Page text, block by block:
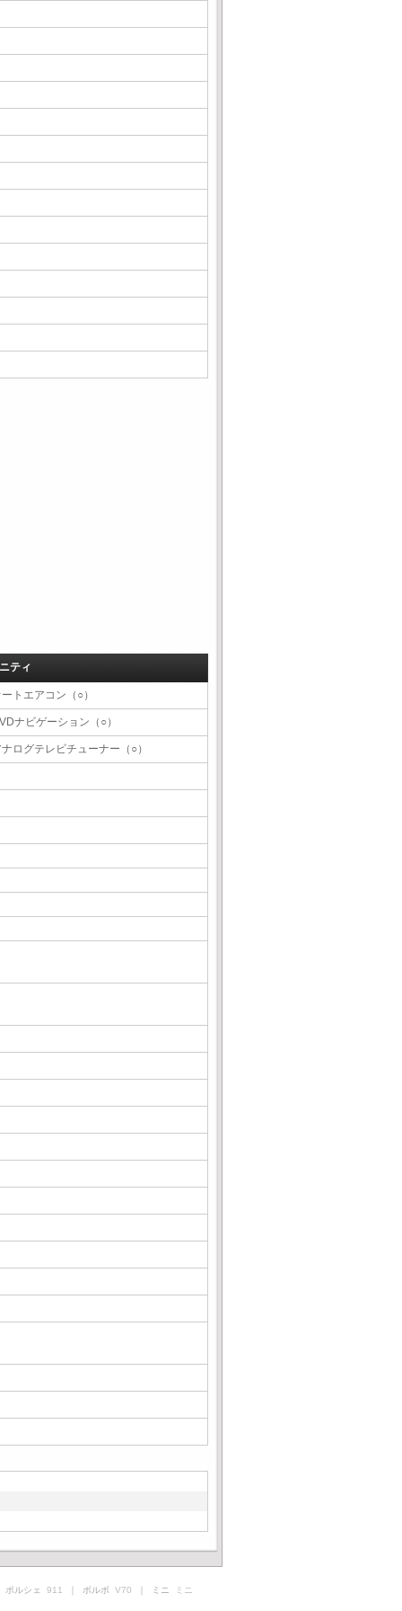
ティ
ートエアコン（○）
ナビゲーション（○）
ナログテレビチューナー（○）
ポルシェ 911 ｜ ボルボ V70 ｜ ミニ ミニ